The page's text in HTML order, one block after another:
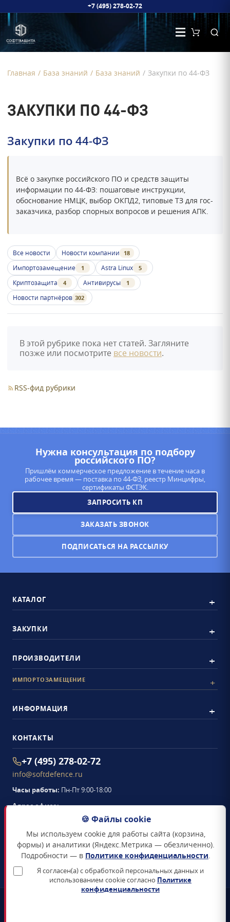
+7 (495) 278-02-72
Главная / База знаний / База знаний / Закупки по 44-ФЗ
ЗАКУПКИ ПО 44-ФЗ
Закупки по 44-ФЗ
Всё о закупке российского ПО и средств защиты
информации по 44-ФЗ: пошаговые инструкции,
обоснование НМЦК, выбор ОКПД2, типовые ТЗ для гос-
заказчика, разбор спорных вопросов и решения АПК.
Все новости Новости компании 18
Импортозамещение 1 Astra Linux 5
Криптозащита 4 Антивирусы 1
Новости партнёров 302
В этой рубрике пока нет статей. Загляните
позже или посмотрите все новости.
RSS-фид рубрики
Нужна консультация по подбору
российского ПО?
Пришлём коммерческое предложение в течение часа в
рабочее время — поставка по 44-ФЗ, реестр Минцифры,
сертификаты ФСТЭК.
ЗАПРОСИТЬ КП
ЗАКАЗАТЬ ЗВОНОК
ПОДПИСАТЬСЯ НА РАССЫЛКУ
КАТАЛОГ
ЗАКУПКИ
ПРОИЗВОДИТЕЛИ
ИМПОРТОЗАМЕЩЕНИЕ
ИНФОРМАЦИЯ
КОНТАКТЫ
+7 (495) 278-02-72
info@softdefence.ru
Часы работы: Пн-Пт 9:00-18:00
Адрес офиса:
Семёновская набережная, д. 2/1, стр. 1, офис 411
Схема проезда →
ЗАКАЗАТЬ ЗВОНОК
🍪 Файлы cookie
Мы используем cookie для работы сайта (корзина,
формы) и аналитики (Яндекс.Метрика — обезличенно).
Подробности — в Политике конфиденциальности.
Я согласен(а) с обработкой персональных данных и
использованием cookie согласно Политике
конфиденциальности